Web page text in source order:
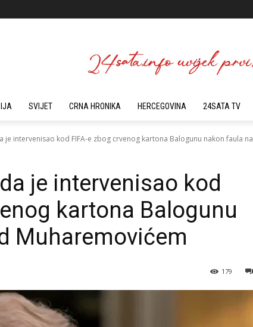
SVIJET CRNA HRONIKA HERCEGOVINA 24SATA TV
je intervenisao kod FIFA-e zbog crvenog kartona Balogunu nakon faula
je intervenisao kod
kartona Balogunu
Muharemovićem
179